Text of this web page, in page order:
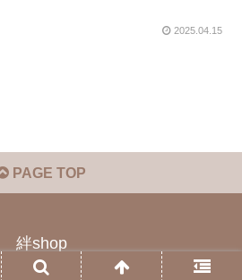
2025.04.15
PAGE TOP
絆shop
© 2023 絆shop.